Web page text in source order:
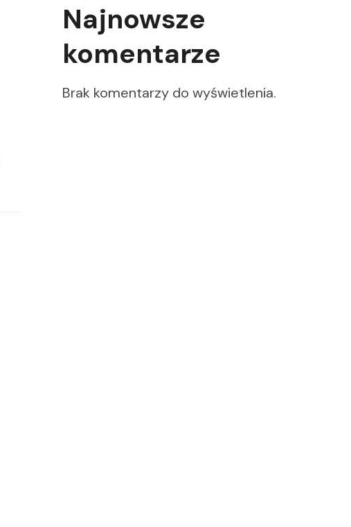
Najnowsze
komentarze
Brak komentarzy do wyświetlenia.